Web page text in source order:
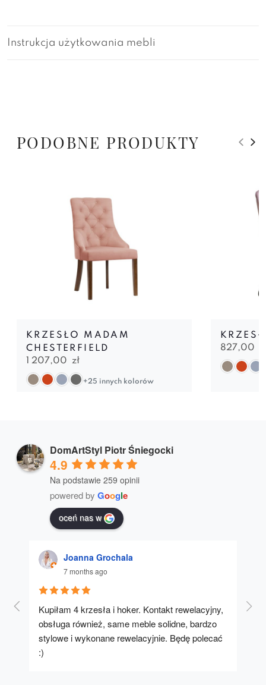
Instrukcja użytkowania mebli
PODOBNE PRODUKTY
KRZESŁO MADAM
CHESTERFIELD
1 207,00 zł
+25 innych kolorów
827,00
DomArtStyl Piotr Śniegocki
4.9
Na podstawie 259 opinii
powered by Google
oceń nas w
Joanna Grochala
7 months ago
Kupiłam 4 krzesła i hoker. Kontakt rewelacyjny,
obsługa również, same meble solidne, bardzo
stylowe i wykonane rewelacyjnie. Będę polecać
:)
A